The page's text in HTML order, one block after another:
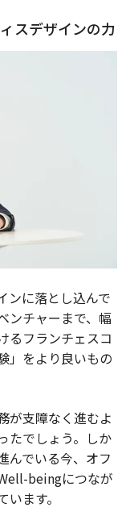
スデザインの力
ンに落とし込んで
ンチャーまで、幅
るフランチェスコ
」をより良いもの
が支障なく進むよ
たでしょう。しか
んでいる今、オフ
beingにつなが
ます。